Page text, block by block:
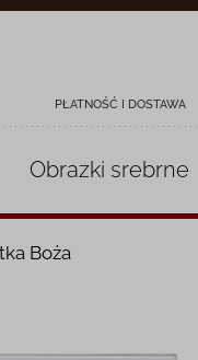
PŁATNOŚĆ I DOSTAWA
Obrazki srebrne
Boża